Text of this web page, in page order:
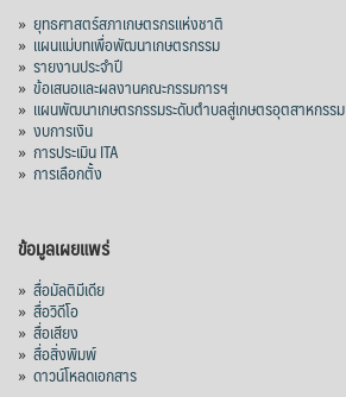
» ยุทธศาสตร์สภาเกษตรกรแห่งชาติ
» แผนแม่บทเพื่อพัฒนาเกษตรกรรม
» รายงานประจำปี
» ข้อเสนอและผลงานคณะกรรมการฯ
» แผนพัฒนาเกษตรกรรมระดับตำบลสู่เกษตรอุตสาหกรรม
» งบการเงิน
» การประเมิน ITA
» การเลือกตั้ง
ข้อมูลเผยแพร่
» สื่อมัลติมีเดีย
» สื่อวิดีโอ
» สื่อเสียง
» สื่อสิ่งพิมพ์
» ดาวน์โหลดเอกสาร